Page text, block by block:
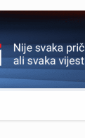
OGLAS